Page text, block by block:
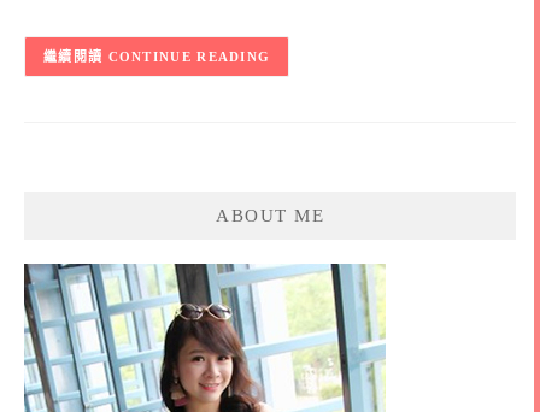
CONTINUE READING
ABOUT ME